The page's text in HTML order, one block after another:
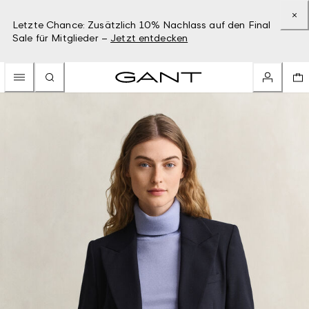
Letzte Chance: Zusätzlich 10% Nachlass auf den Final
Sale für Mitglieder – Jetzt entdecken